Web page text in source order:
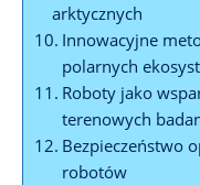
arktycznych
Innowacyjne
polarnych⁤
Roboty jako
⁤terenowych⁣
Bezpieczeństwo
robotów